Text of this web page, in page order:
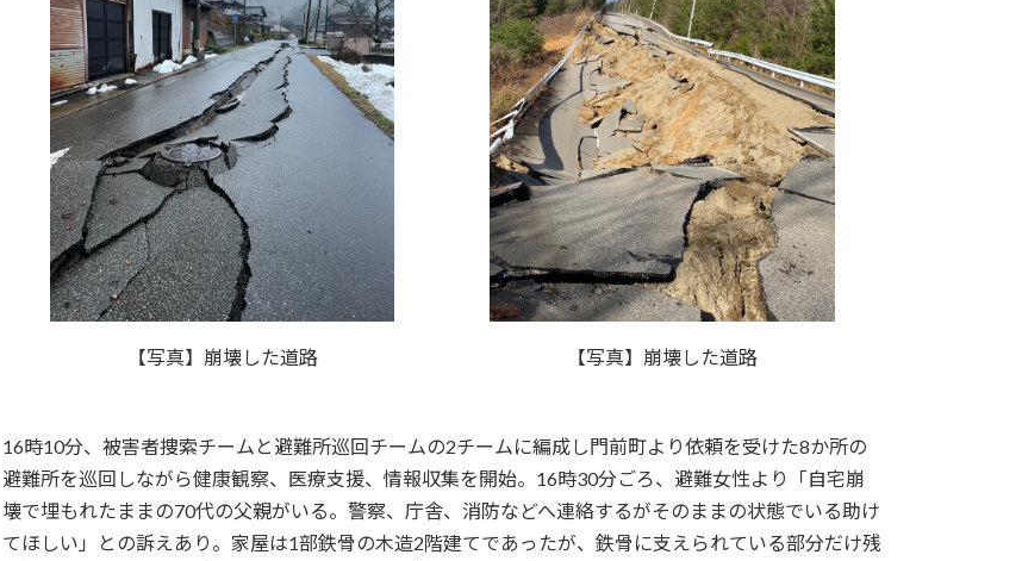
【写真】崩壊した道路 【写真】崩壊した道路
16時10分、被害者捜索チームと避難所巡回チームの2チームに編成し門前町より依頼を受けた8か所の
避難所を巡回しながら健康観察、医療支援、情報収集を開始。16時30分ごろ、避難女性より「自宅崩
壊で埋もれたままの70代の父親がいる。警察、庁舎、消防などへ連絡するがそのままの状態でいる助け
てほしい」との訴えあり。家屋は1部鉄骨の木造2階建てであったが、鉄骨に支えられている部分だけ残